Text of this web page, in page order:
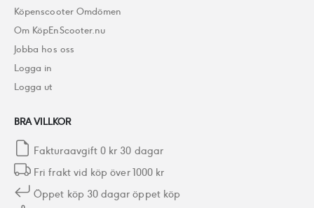
Köpenscooter Omdömen
Om KöpEnScooter.nu
Jobba hos oss
Logga in
Logga ut
BRA VILLKOR
Fakturaavgift 0 kr 30 dagar
Fri frakt vid köp över 1000 kr
Öppet köp 30 dagar öppet köp